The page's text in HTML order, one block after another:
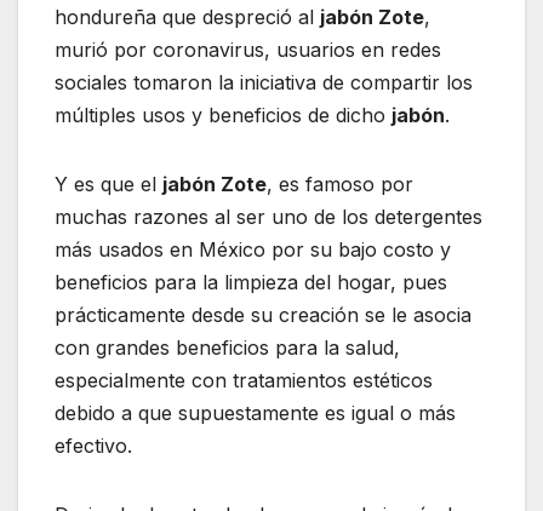
hondureña que despreció al jabón Zote,
murió por coronavirus, usuarios en redes
sociales tomaron la iniciativa de compartir los
múltiples usos y beneficios de dicho jabón.
Y es que el jabón Zote, es famoso por
muchas razones al ser uno de los detergentes
más usados en México por su bajo costo y
beneficios para la limpieza del hogar, pues
prácticamente desde su creación se le asocia
con grandes beneficios para la salud,
especialmente con tratamientos estéticos
debido a que supuestamente es igual o más
efectivo.